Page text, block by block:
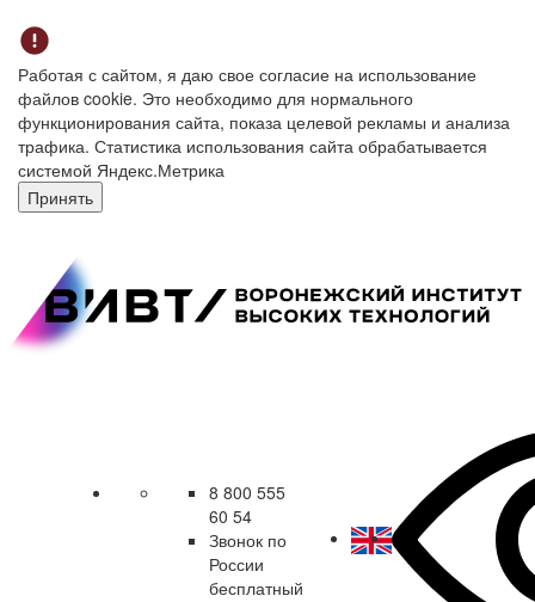
Работая с сайтом, я даю свое согласие на использование
файлов cookie. Это необходимо для нормального
функционирования сайта, показа целевой рекламы и анализа
трафика. Статистика использования сайта обрабатывается
системой Яндекс.Метрика
Принять
8 800 555
60 54
Звонок по
России
бесплатный